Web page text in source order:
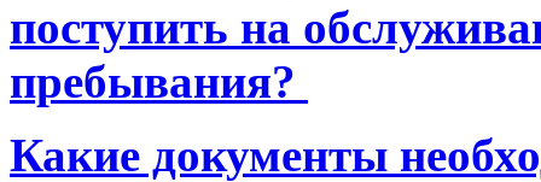
поступить на
пребывания?
Какие документы